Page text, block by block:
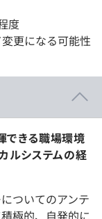
度
更になる可能性
できる職場環境
ルシステムの経
ついてのアンテ
極的、自発的に